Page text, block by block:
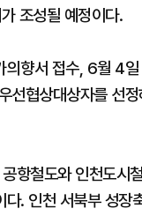
조성될 예정이다.
향서 접수, 6월 4
선협상대상자를 선
항철도와 인천도시
다. 인천 서북부 성